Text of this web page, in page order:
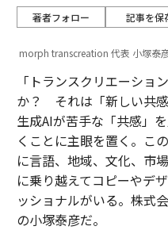
著者フォロー 記事を保
morph transcreation 代表 小塚泰
「トランスクリエーショ
か？ それは「新しい共感
生成AIが苦手な「共感」
くことに主眼を置く。こ
に言語、地域、文化、市
に乗り越えてコピーやデ
ッショナルがいる。株式
の小塚泰彦だ。